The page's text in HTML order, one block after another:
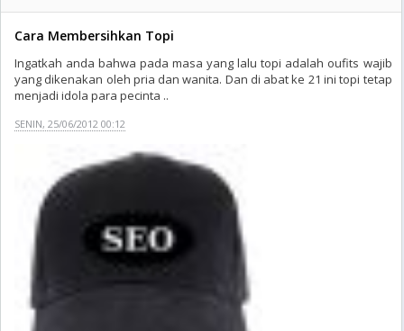
Cara Membersihkan Topi
Ingatkah anda bahwa pada masa yang lalu topi adalah oufits wajib
yang dikenakan oleh pria dan wanita. Dan di abat ke 21 ini topi tetap
menjadi idola para pecinta ..
SENIN, 25/06/2012 00:12